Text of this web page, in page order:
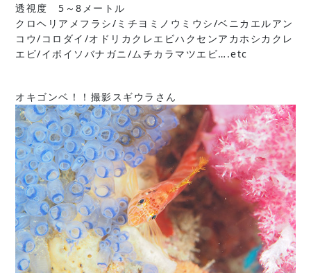
透視度 5～8メートル
クロヘリアメフラシ/ミチヨミノウミウシ/ベニカエルアン
コウ/コロダイ/オドリカクレエビハクセンアカホシカクレ
エビ/イボイソバナガニ/ムチカラマツエビ….etc
オキゴンベ！！撮影スギウラさん